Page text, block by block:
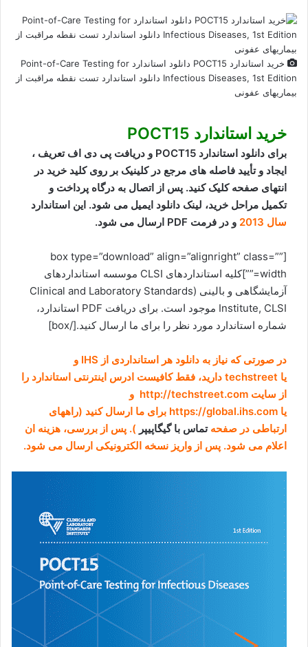
خرید استاندارد POCT15 دانلود استاندارد Point-of-Care Testing for
Infectious Diseases, 1st Edition دانلود استاندارد تست نقطه مراقبت از
بیماریهای عفونی
خرید استاندارد POCT15
برای دانلود استاندارد POCT15 و دریافت پی دی اف تعریف ،
ایجاد و تأیید فاصله های مرجع در کلینیک بر روی کلید خرید در
انتهای صفحه کلیک کنید. پس از اتصال به درگاه پرداخت و
تکمیل مراحل خرید، لینک دانلود ایمیل می شود. این استاندارد
سال 2013
و در فرمت PDF ارسال می شود.
[box type=”download” align=”alignright” class=””
width=””]کلیه استانداردهای CLSI موسسه استانداردهای
آزمایشگاهی و بالینی (Clinical and Laboratory Standards
Institute, CLSI موجود است. برای دریافت PDF استاندارد،
شماره استاندارد مورد نظر را برای ما ارسال کنید.[/box]
در صورتی که نیاز به دانلود هر استانداردی از IHS و
یا techstreet دارید، فقط کافیست ادرس اینترنتی استاندارد را
از سایت http://techstreet.com و
یا https://global.ihs.com برای ما ارسال کنید (راههای
ارتباطی در صفحهتماس با گیگاپیپر ). پس از بررسی، هزینه ان
اعلام می شود. پس از واریز نسخه الکترونیکی ارسال می شود.